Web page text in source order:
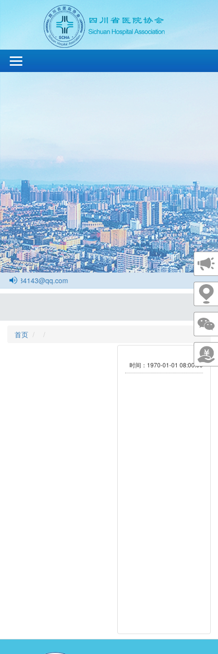
切
换
首页
时间：1970-01-01 08:00:00